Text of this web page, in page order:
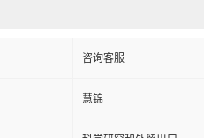
咨询客服
慧锦